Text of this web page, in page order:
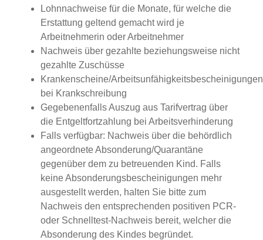
Lohnnachweise für die Monate, für welche die
Erstattung geltend gemacht wird je
Arbeitnehmerin oder Arbeitnehmer
Nachweis über gezahlte beziehungsweise nicht
gezahlte Zuschüsse
Krankenscheine/Arbeitsunfähigkeitsbescheinigungen
bei Krankschreibung
Gegebenenfalls Auszug aus Tarifvertrag über
die Entgeltfortzahlung bei Arbeitsverhinderung
Falls verfügbar: Nachweis über die behördlich
angeordnete Absonderung/Quarantäne
gegenüber dem zu betreuenden Kind. Falls
keine Absonderungsbescheinigungen mehr
ausgestellt werden, halten Sie bitte zum
Nachweis den entsprechenden positiven PCR-
oder Schnelltest-Nachweis bereit, welcher die
Absonderung des Kindes begründet.